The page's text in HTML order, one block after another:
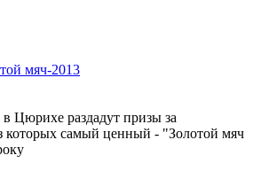
мяч-2013
Цюрихе раздадут призы за
которых самый ценный - "Золотой мяч